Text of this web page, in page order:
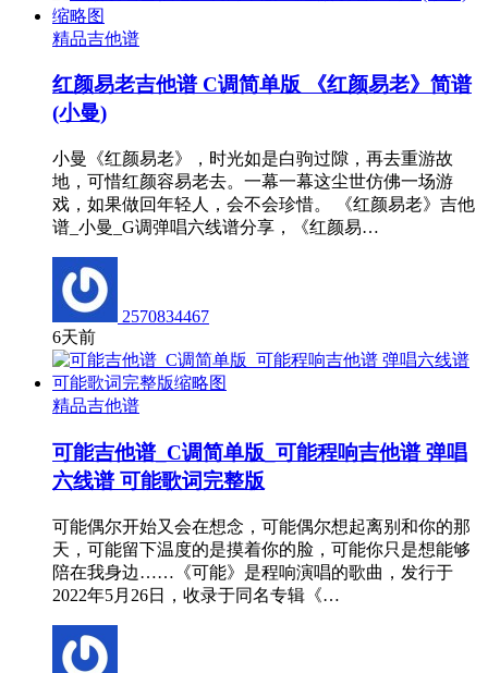
精品吉他谱
红颜易老吉他谱 C调简单版 《红颜易老》简谱
(小曼)
小曼《红颜易老》，时光如是白驹过隙，再去重游故
地，可惜红颜容易老去。一幕一幕这尘世仿佛一场游
戏，如果做回年轻人，会不会珍惜。 《红颜易老》吉他
谱_小曼_G调弹唱六线谱分享，《红颜易…
2570834467
6天前
精品吉他谱
可能吉他谱_C调简单版_可能程响吉他谱 弹唱
六线谱 可能歌词完整版
可能偶尔开始又会在想念，可能偶尔想起离别和你的那
天，可能留下温度的是摸着你的脸，可能你只是想能够
陪在我身边……《可能》是程响演唱的歌曲，发行于
2022年5月26日，收录于同名专辑《…